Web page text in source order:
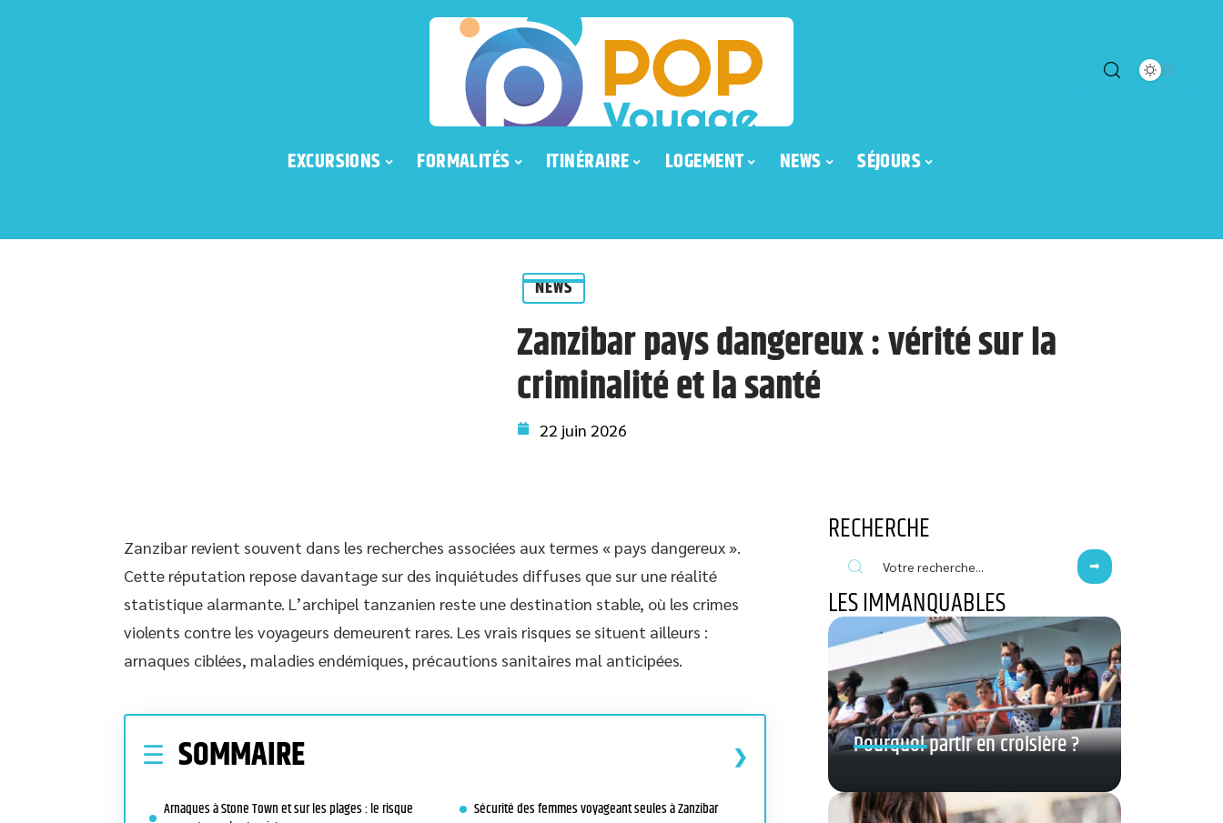
EXCURSIONS FORMALITÉS ITINÉRAIRE LOGEMENT NEWS SÉJOURS
NEWS
Zanzibar pays dangereux : vérité sur la
criminalité et la santé
22 juin 2026
Zanzibar revient souvent dans les recherches associées aux termes « pays dangereux ».
Cette réputation repose davantage sur des inquiétudes diffuses que sur une réalité
statistique alarmante. L’archipel tanzanien reste une destination stable, où les crimes
violents contre les voyageurs demeurent rares. Les vrais risques se situent ailleurs :
arnaques ciblées, maladies endémiques, précautions sanitaires mal anticipées.
SOMMAIRE
Arnaques à Stone Town et sur les plages : le risque
Sécurité des femmes voyageant seules à Zanzibar
RECHERCHE
LES IMMANQUABLES
Pourquoi partir en croisière ?